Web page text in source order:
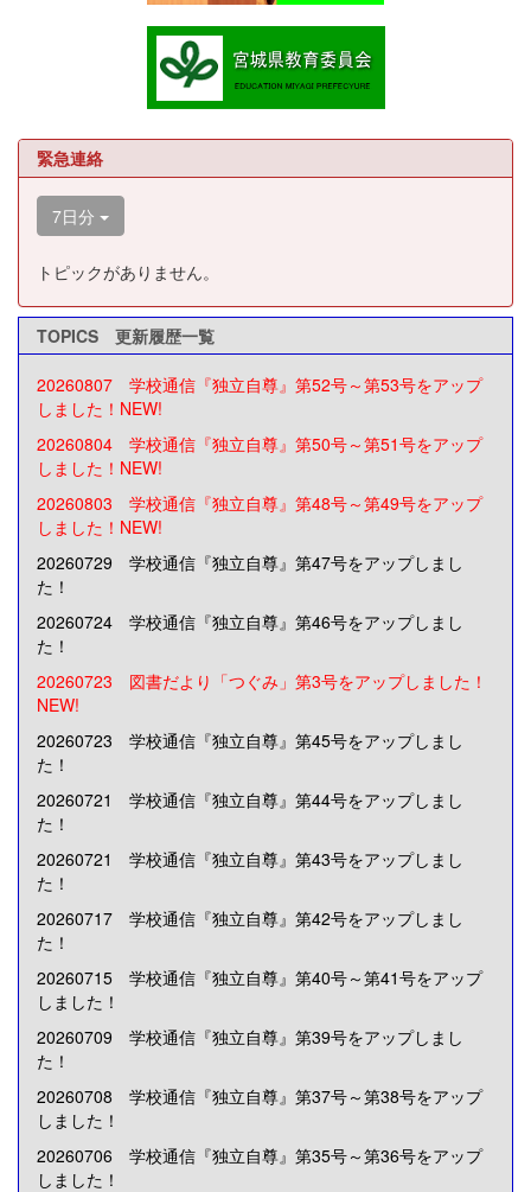
緊急連絡
7日分
トピックがありません。
TOPICS 更新履歴一覧
20260807 学校通信『独立自尊』第52号～第53号をアップ
しました！NEW!
20260804 学校通信『独立自尊』第50号～第51号をアップ
しました！NEW!
20260803 学校通信『独立自尊』第48号～第49号をアップ
しました！NEW!
20260729 学校通信『独立自尊』第47号をアップしまし
た！
20260724 学校通信『独立自尊』第46号をアップしまし
た！
20260723 図書だより「つぐみ」第3号をアップしました！
NEW!
20260723 学校通信『独立自尊』第45号をアップしまし
た！
20260721 学校通信『独立自尊』第44号をアップしまし
た！
20260721 学校通信『独立自尊』第43号をアップしまし
た！
20260717 学校通信『独立自尊』第42号をアップしまし
た！
20260715 学校通信『独立自尊』第40号～第41号をアップ
しました！
20260709 学校通信『独立自尊』第39号をアップしまし
た！
20260708 学校通信『独立自尊』第37号～第38号をアップ
しました！
20260706 学校通信『独立自尊』第35号～第36号をアップ
しました！